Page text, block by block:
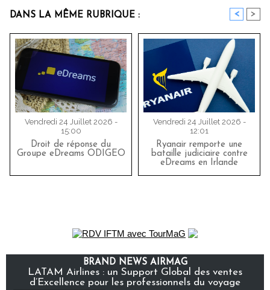
DANS LA MÊME RUBRIQUE : < >
Vendredi 24 Juillet 2026 -
15:00
Droit de réponse du
Groupe eDreams ODIGEO
Vendredi 24 Juillet 2026 -
12:01
Ryanair remporte une
bataille judiciaire contre
eDreams en Irlande
BRAND NEWS AIRMAG
LATAM Airlines : un Support Global des ventes
d’Excellence pour les professionnels du voyage